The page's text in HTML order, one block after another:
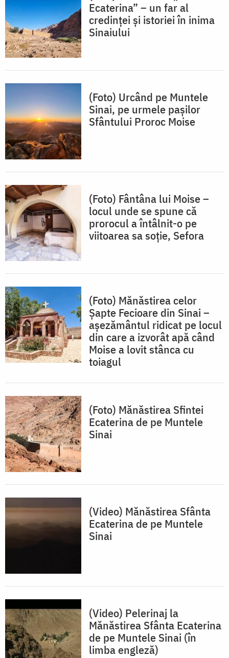
Ecaterina” – un far al
credinței și istoriei în inima
Sinaiului
(Foto) Urcând pe Muntele
Sinai, pe urmele pașilor
Sfântului Proroc Moise
(Foto) Fântâna lui Moise –
locul unde se spune că
prorocul a întâlnit-o pe
viitoarea sa soție, Sefora
(Foto) Mănăstirea celor
Șapte Fecioare din Sinai –
așezământul ridicat pe locul
din care a izvorât apă când
Moise a lovit stânca cu
toiagul
(Foto) Mănăstirea Sfintei
Ecaterina de pe Muntele
Sinai
(Video) Mănăstirea Sfânta
Ecaterina de pe Muntele
Sinai
(Video) Pelerinaj la
Mănăstirea Sfânta Ecaterina
de pe Muntele Sinai (în
limba engleză)